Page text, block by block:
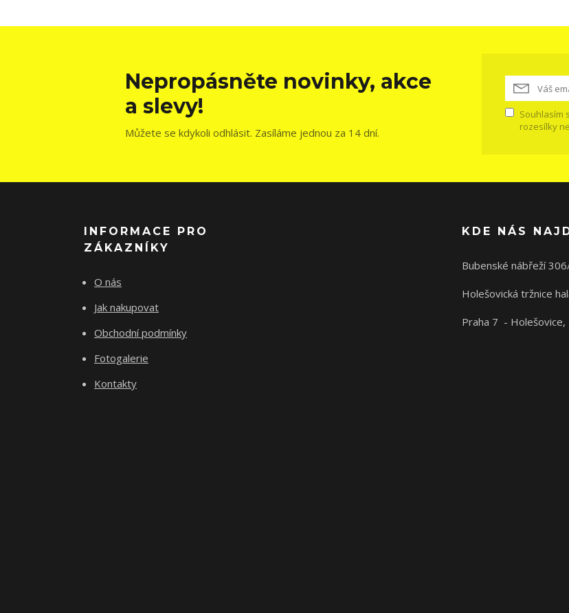
Nepropásněte novinky, akce
a slevy!
Můžete se kdykoli odhlásit. Zasíláme jednou za 14 dní.
Souhlasím
rozesílky
INFORMACE PRO
ZÁKAZNÍKY
O nás
Jak nakupovat
Obchodní podmínky
Fotogalerie
Kontakty
KDE NÁS
Bubenské nábřeží
Holešovická tržnice
Praha 7 - Holešovice,